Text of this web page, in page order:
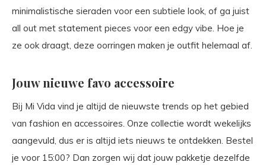
minimalistische sieraden voor een subtiele look, of ga juist
all out met statement pieces voor een edgy vibe. Hoe je
ze ook draagt, deze oorringen maken je outfit helemaal af.
Jouw nieuwe favo accessoire
Bij Mi Vida vind je altijd de nieuwste trends op het gebied
van fashion en accessoires. Onze collectie wordt wekelijks
aangevuld, dus er is altijd iets nieuws te ontdekken. Bestel
je voor 15:00? Dan zorgen wij dat jouw pakketje dezelfde